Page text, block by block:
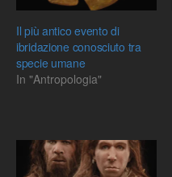
Il più antico evento di
ibridazione conosciuto tra
specie umane
In "Antropologia"